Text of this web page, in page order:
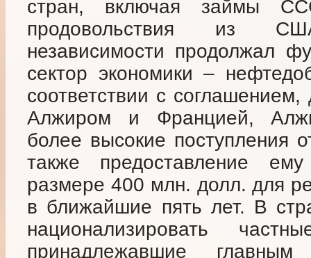
стран, включая займы
продовольствия из
независимости продолжал
сектор экономики –
соответствии с
Алжиром и Францией,
более высокие поступления
также предоставление
размере 400 млн. долл. для
в ближайшие пять лет. В
национализировать
принадлежавшие